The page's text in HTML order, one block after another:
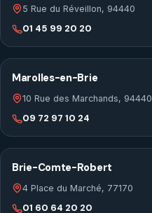
5 Rue du Réveillon, 94440
01 45 99 20 20
Marolles-en-Brie
10 Rue des Marchands, 94440
09 72 97 10 24
Brie-Comte-Robert
4 Place du Marché, 77170
01 60 64 20 20